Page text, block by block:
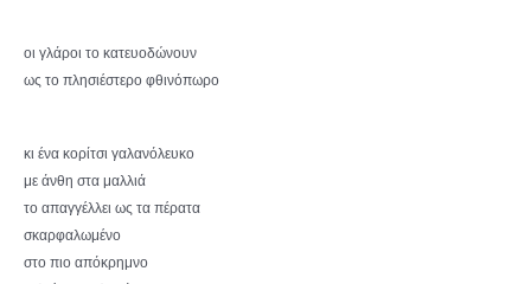
οι γλάροι το κατευοδώνουν
ως το πλησιέστερο φθινόπωρο
κι ένα κορίτσι γαλανόλευκο
με άνθη στα μαλλιά
το απαγγέλλει ως τα πέρατα
σκαρφαλωμένο
στο πιο απόκρημνο